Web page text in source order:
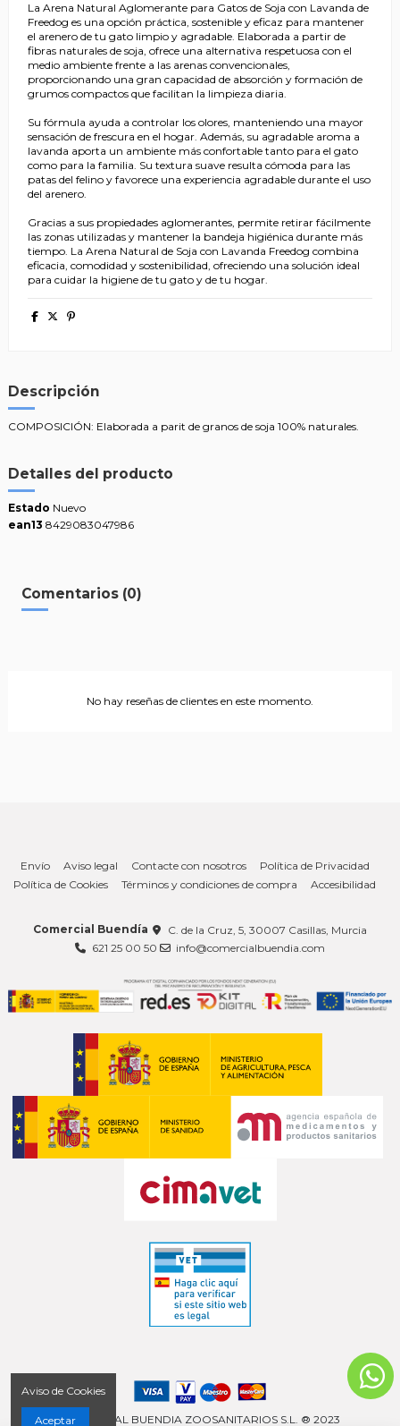
La Arena Natural Aglomerante para Gatos de Soja con Lavanda de
Freedog es una opción práctica, sostenible y eficaz para mantener
el arenero de tu gato limpio y agradable. Elaborada a partir de
fibras naturales de soja, ofrece una alternativa respetuosa con el
medio ambiente frente a las arenas convencionales,
proporcionando una gran capacidad de absorción y formación de
grumos compactos que facilitan la limpieza diaria.
Su fórmula ayuda a controlar los olores, manteniendo una mayor
sensación de frescura en el hogar. Además, su agradable aroma a
lavanda aporta un ambiente más confortable tanto para el gato
como para la familia. Su textura suave resulta cómoda para las
patas del felino y favorece una experiencia agradable durante el uso
del arenero.
Gracias a sus propiedades aglomerantes, permite retirar fácilmente
las zonas utilizadas y mantener la bandeja higiénica durante más
tiempo. La Arena Natural de Soja con Lavanda Freedog combina
eficacia, comodidad y sostenibilidad, ofreciendo una solución ideal
para cuidar la higiene de tu gato y de tu hogar.
Descripción
COMPOSICIÓN: Elaborada a parit de granos de soja 100% naturales.
Detalles del producto
Estado Nuevo
ean13 8429083047986
Comentarios (0)
No hay reseñas de clientes en este momento.
Envío Aviso legal Contacte con nosotros
Política de Privacidad
Política de Cookies
Términos y condiciones de compra Accesibilidad
Comercial Buendía
C. de la Cruz, 5, 30007 Casillas, Murcia
621 25 00 50
info@comercialbuendia.com
COMERCIAL BUENDIA ZOOSANITARIOS S.L. ® 2023
Aviso de Cookies
Aceptar